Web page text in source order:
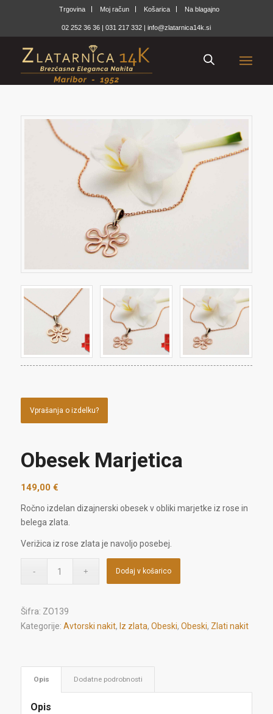
Trgovina Moj račun Košarica Na blagajno
02 252 36 36 |031 217 332 |info@zlatarnica14k.si
Vprašanja o izdelku?
Obesek Marjetica
149,00 €
Ročno izdelan dizajnerski obesek v obliki marjetke iz rose in
belega zlata.
Verižica iz rose zlata je navoljo posebej.
Dodaj v košarico
Šifra: ZO139
Kategorije: Avtorski nakit, Iz zlata, Obeski, Obeski, Zlati nakit
Opis Dodatne podrobnosti
Opis